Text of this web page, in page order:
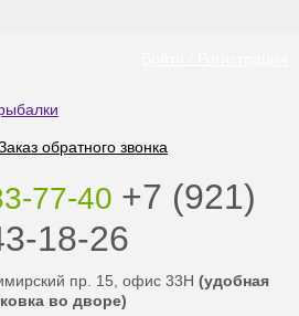
обратного звонка
77-40 ‭+7 (921)
18-26
пр. 15, офис 33Н (удобная
во дворе)